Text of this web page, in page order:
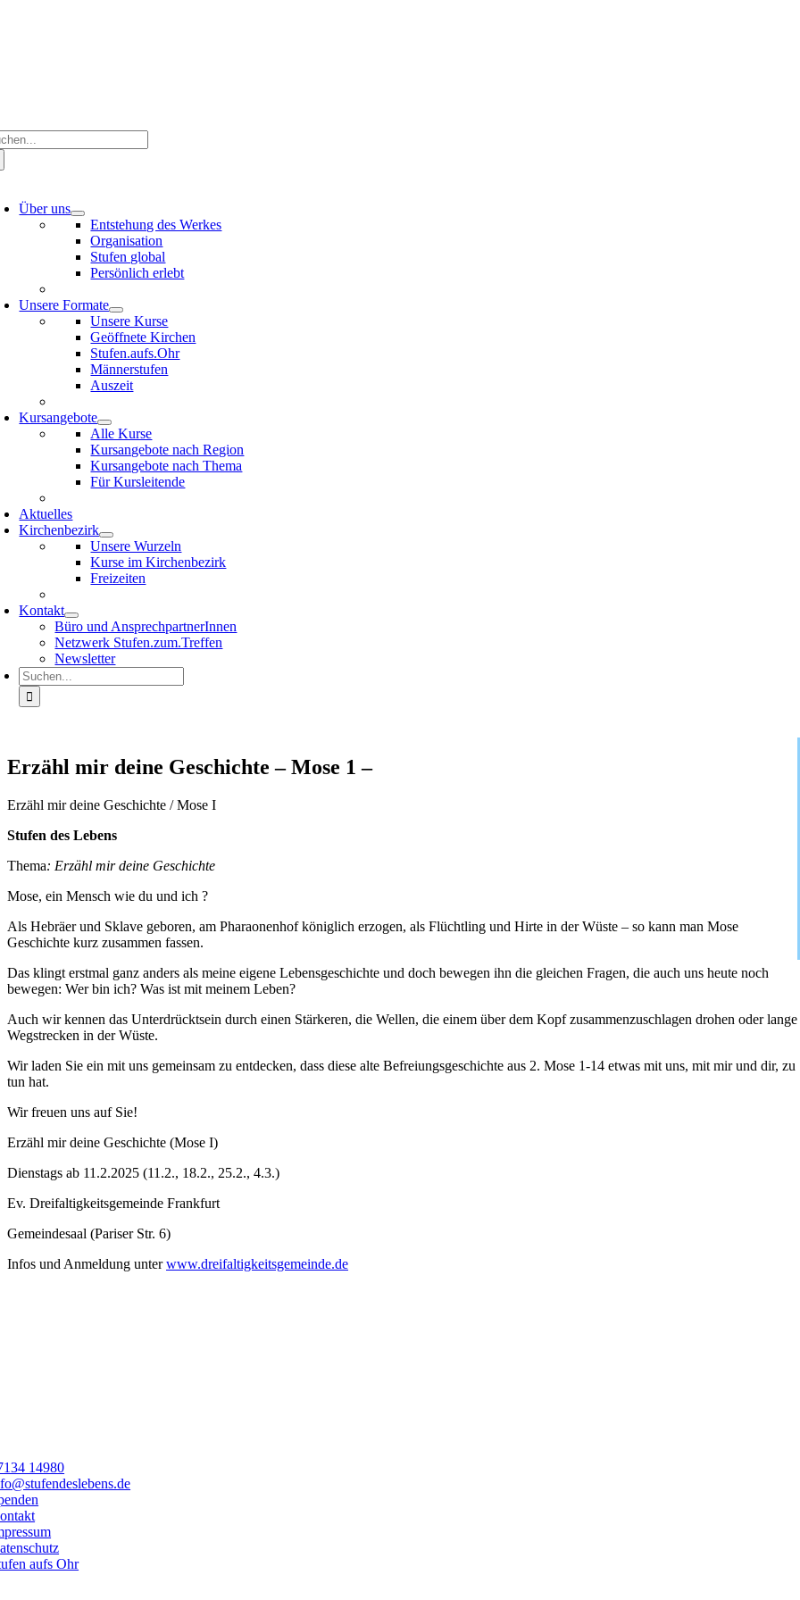
Über uns
Entstehung des Werkes
Organisation
Stufen global
Persönlich erlebt
Unsere Formate
Unsere Kurse
Geöffnete Kirchen
Stufen.aufs.Ohr
Männerstufen
Auszeit
Kursangebote
Alle Kurse
Kursangebote nach Region
Kursangebote nach Thema
Für Kursleitende
Aktuelles
Kirchenbezirk
Unsere Wurzeln
Kurse im Kirchenbezirk
Freizeiten
Kontakt
Büro und AnsprechpartnerInnen
Netzwerk Stufen.zum.Treffen
Newsletter
Suche
nach:
Erzähl mir deine Geschichte – Mose 1 –
Erzähl mir deine Geschichte / Mose I
Stufen des Lebens
Thema: Erzähl mir deine Geschichte
Mose, ein Mensch wie du und ich ?
Als Hebräer und Sklave geboren, am Pharaonenhof königlich erzogen, als Flüchtling und Hirte in der Wüste – so kann man Mose
Geschichte kurz zusammen fassen.
Das klingt erstmal ganz anders als meine eigene Lebensgeschichte und doch bewegen ihn die gleichen Fragen, die auch uns heute noch
bewegen: Wer bin ich? Was ist mit meinem Leben?
Auch wir kennen das Unterdrücktsein durch einen Stärkeren, die Wellen, die einem über dem Kopf zusammenzuschlagen drohen oder lange
Wegstrecken in der Wüste.
Wir laden Sie ein mit uns gemeinsam zu entdecken, dass diese alte Befreiungsgeschichte aus 2. Mose 1-14 etwas mit uns, mit mir und dir, zu
tun hat.
Wir freuen uns auf Sie!
Erzähl mir deine Geschichte (Mose I)
Dienstags ab 11.2.2025 (11.2., 18.2., 25.2., 4.3.)
Ev. Dreifaltigkeitsgemeinde Frankfurt
Gemeindesaal (Pariser Str. 6)
Infos und Anmeldung unterwww.dreifaltigkeitsgemeinde.de
14980
aufs Ohr